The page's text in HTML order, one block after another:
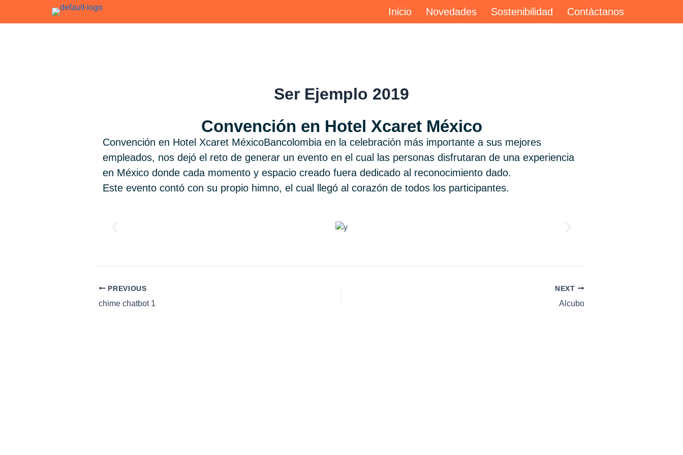
Inicio Novedades Sostenibilidad Contáctanos
Ser Ejemplo 2019
Convención en Hotel Xcaret México
Convención en Hotel Xcaret MéxicoBancolombia en la celebración más importante a sus mejores
empleados, nos dejó el reto de generar un evento en el cual las personas disfrutaran de una experiencia
en México donde cada momento y espacio creado fuera dedicado al reconocimiento dado.
Este evento contó con su propio himno, el cual llegó al corazón de todos los participantes.
PREVIOUS
chime chatbot 1
NEXT
Alcubo